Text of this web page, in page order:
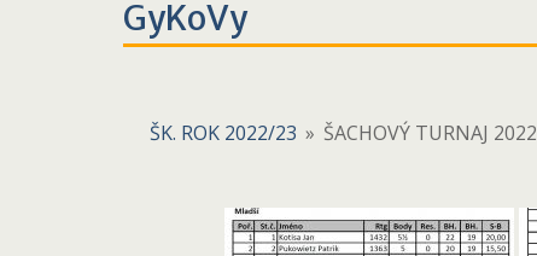
GyKoVy
ŠK. ROK 2022/23 » ŠACHOVÝ TURNAJ 2022